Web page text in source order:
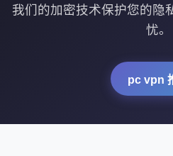
我们的加密技术保护您的隐
忧。
pc vpn